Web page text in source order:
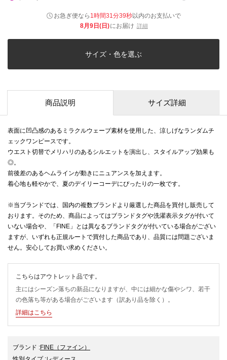
お急ぎ便なら 1時間31分39秒以内のお支払いで
8月9日(日)にお届け 詳細
サイズ・色を選ぶ
商品説明 サイズ詳細
表面に凹凸感のあるミラクルウェーブ素材を使用した、涼しげなランダムチ
ェックワンピースです。
ウエスト切替でメリハリのあるシルエットを演出し、スタイルアップ効果も
◎。
前後差のあるヘムラインが動きにニュアンスを加えます。
着心地も軽やかで、夏のデイリーコーデにぴったりの一枚です。
※当ブランドでは、国内の複数ブランドより厳選した商品を買付し販売して
おります。そのため、商品によってはブランドタグや洗濯表示タグが付いて
いない場合や、「FINE」とは異なるブランドタグが付いている場合がござい
ますが、いずれも正規ルートで買付した商品であり、品質には問題ございま
せん。安心してお買い求めください。
こちらはアウトレット品です。
主にはシーズン落ちの新品になりますが、中には細かな傷やシワ、若干
の色落ち等がある場合がございます（訳あり品を除く）。
詳細はこちら
ブランド :FINE （ファイン）